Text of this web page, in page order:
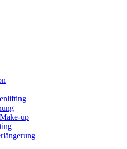
up